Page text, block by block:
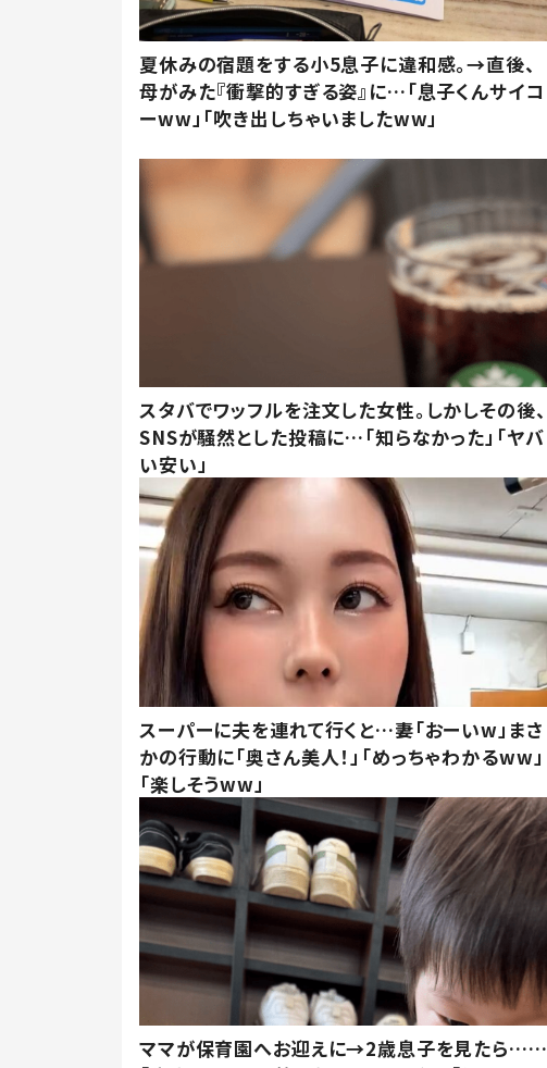
夏休みの宿題をする小5息子に違和感。→直後、
母がみた『衝撃的すぎる姿』に…「息子くんサイコ
ーww」「吹き出しちゃいましたww」
スタバでワッフルを注文した女性。しかしその後、
SNSが騒然とした投稿に…「知らなかった」「ヤバ
い安い」
スーパーに夫を連れて行くと…妻「おーいw」まさ
かの行動に「奥さん美人！」「めっちゃわかるww」
「楽しそうww」
ママが保育園へお迎えに→2歳息子を見たら……